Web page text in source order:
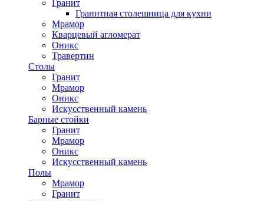
Гранит
Гранитная столешница для кухни
Мрамор
Кварцевый агломерат
Оникс
Травертин
Столы
Гранит
Мрамор
Оникс
Искусственный камень
Барные стойки
Гранит
Мрамор
Оникс
Искусственный камень
Полы
Мрамор
Гранит